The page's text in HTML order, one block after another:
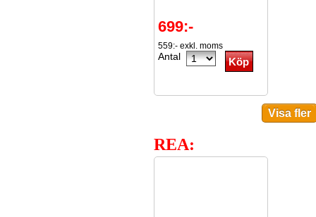
699:-
559:- exkl. moms
Antal
REA: